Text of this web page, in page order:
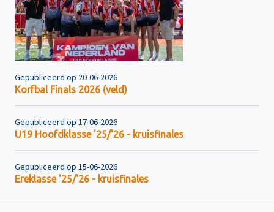
Gepubliceerd op 20-06-2026
Korfbal Finals 2026 (veld)
Gepubliceerd op 17-06-2026
U19 Hoofdklasse '25/'26 - kruisfinales
Gepubliceerd op 15-06-2026
Ereklasse '25/'26 - kruisfinales